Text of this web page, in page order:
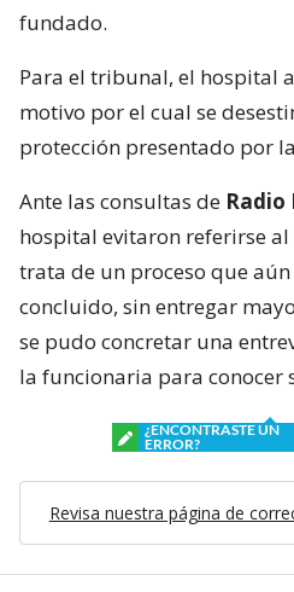
fundado.
Para el tribunal, el hospital
motivo por el cual se
protección presentado por
Ante las consultas de Radio
hospital evitaron referirse
trata de un proceso que
concluido, sin entregar
se pudo concretar una
la funcionaria para conocer
¿ENCONTRASTE UN
ERROR?
Revisa nuestra página de